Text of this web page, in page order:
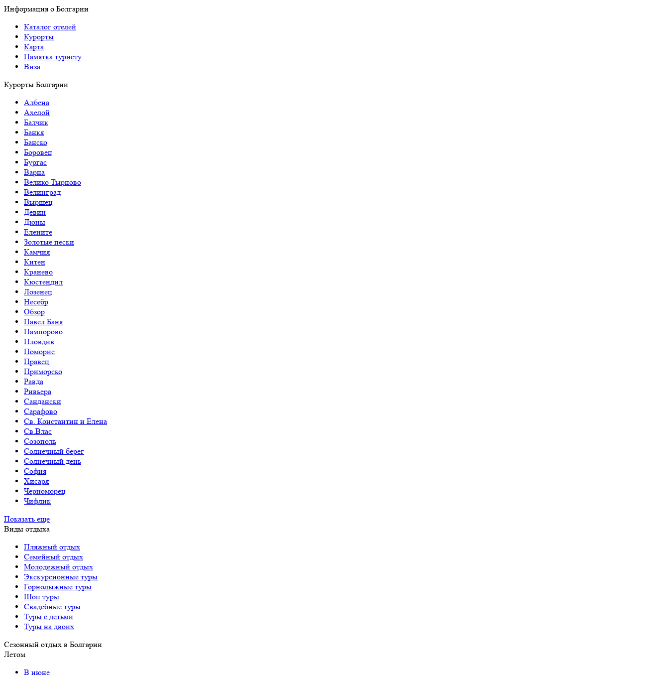
Информация о Болгарии
Каталог отелей
Курорты
Карта
Памятка туристу
Виза
Курорты Болгарии
Албена
Ахелой
Балчик
Банкя
Банско
Боровец
Бургас
Варна
Велико Тырново
Велинград
Выршец
Девин
Дюны
Елените
Золотые пески
Камчия
Китен
Кранево
Кюстендил
Лозенец
Несебр
Обзор
Павел Баня
Пампорово
Пловдив
Поморие
Правец
Приморско
Равда
Ривьера
Сандански
Сарафово
Св. Константин и Елена
Св.Влас
Созополь
Солнечный берег
Солнечный день
София
Хисаря
Черноморец
Чифлик
Показать еще
Виды отдыха
Пляжный отдых
Семейный отдых
Молодежный отдых
Экскурсионные туры
Горнолыжные туры
Шоп туры
Свадебные туры
Туры с детьми
Туры на двоих
Сезонный отдых в Болгарии
Летом
В июне